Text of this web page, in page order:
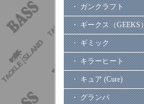
・ ガンクラフト
・ ギークス（GEEKS）
・ ギミック
・ キラーヒート
・ キュア (Cure)
・ グランパ